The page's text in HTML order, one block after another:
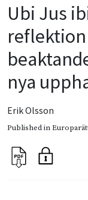
Ubi Jus
nya
Erik Olsson
Published in